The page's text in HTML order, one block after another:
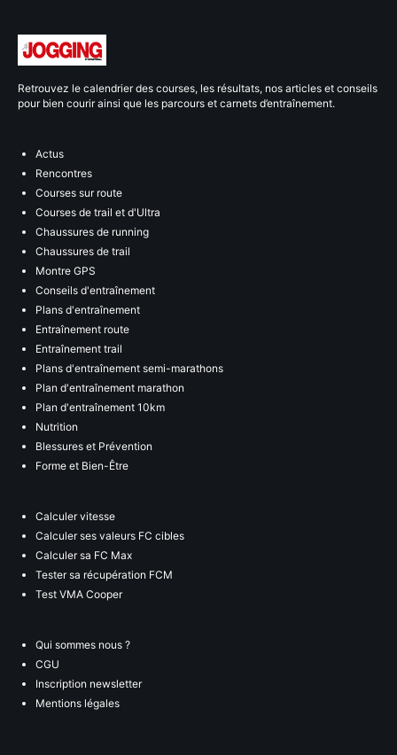
Retrouvez le calendrier des courses, les résultats, nos articles et conseils
pour bien courir ainsi que les parcours et carnets d’entraînement.
Actus
Rencontres
Courses sur route
Courses de trail et d'Ultra
Chaussures de running
Chaussures de trail
Montre GPS
Conseils d'entraînement
Plans d'entraînement
Entraînement route
Entraînement trail
Plans d'entraînement semi-marathons
Plan d'entraînement marathon
Plan d'entraînement 10km
Nutrition
Blessures et Prévention
Forme et Bien-Être
Calculer vitesse
Calculer ses valeurs FC cibles
Calculer sa FC Max
Tester sa récupération FCM
Test VMA Cooper
Qui sommes nous ?
CGU
Inscription newsletter
Mentions légales